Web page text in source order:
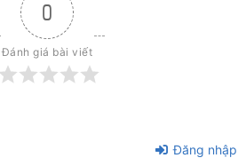
0
Đánh giá bài viết
Đăng nhập